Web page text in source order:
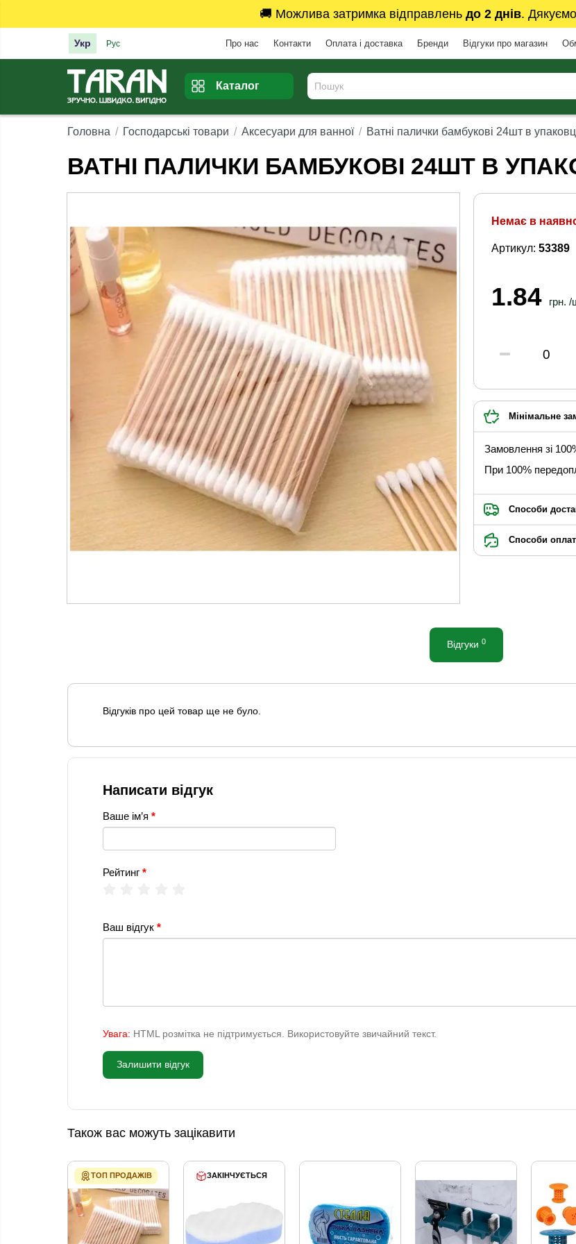
🚚 Можлива затримка відправлень до 2 днів.
Укр Рус Про нас Контакти Оплата і доставка Бренди Відгуки про магазин
Каталог
Головна Господарські товари Аксесуари для ванної Ватні палички бамбукові 24шт в
ВАТНІ ПАЛИЧКИ БАМБУКОВІ 24ШТ В
Немає в
Артикул: 53389
1.84 грн. /
Мінімальне
Замовлення зі
При 100%
Способи
Способи
Відгуки 0
Відгуків про цей товар ще не було.
Написати відгук
Ваше ім’я
Рейтинг
Ваш відгук
Увага: HTML розмітка не підтримується. Використовуйте звичайний текст.
Залишити відгук
Також вас можуть зацікавити
ТОП ПРОДАЖІВ ЗАКІНЧУЄТЬСЯ